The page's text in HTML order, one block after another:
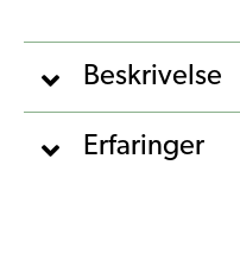
Beskrivelse
Erfaringer